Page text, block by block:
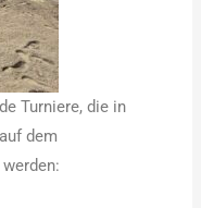
Turniere, die in
dem